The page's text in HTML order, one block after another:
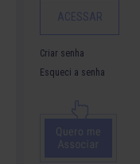
Criar senha
Esqueci a senha